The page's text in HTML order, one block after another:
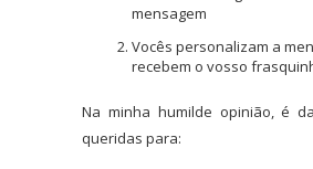
mensagem
Vocês personalizam a
recebem o vosso
Na minha humilde opinião, é
queridas para: